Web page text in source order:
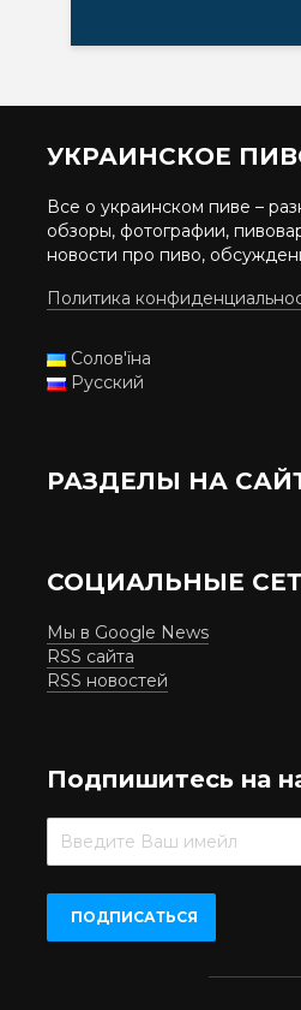
УКРАИНСКОЕ
Все о украинском пиве –
обзоры, фотографии,
новости про пиво,
Политика
Солов'їна
Русский
РАЗДЕЛЫ НА
СОЦИАЛЬНЫЕ
Мы в Google News
RSS сайта
RSS новостей
Подпишитесь на